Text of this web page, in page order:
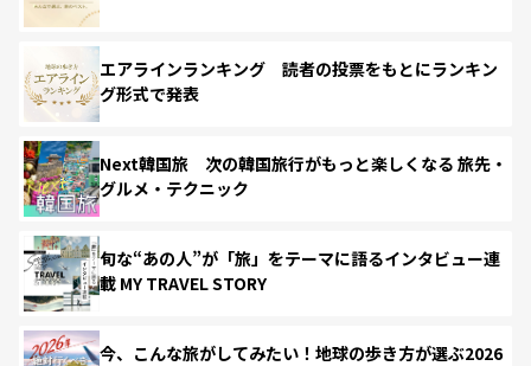
エアラインランキング 読者の投票をもとにランキン
グ形式で発表
Next韓国旅 次の韓国旅行がもっと楽しくなる 旅先・
グルメ・テクニック
旬な“あの人”が「旅」をテーマに語るインタビュー連
載 MY TRAVEL STORY
今、こんな旅がしてみたい！地球の歩き方が選ぶ2026